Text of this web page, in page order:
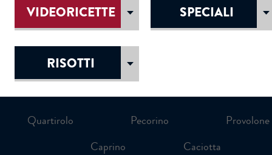
VIDEORICETTE SPECIALI
RISOTTI
Quartirolo Pecorino
Provolone
Caprino
Caciotta